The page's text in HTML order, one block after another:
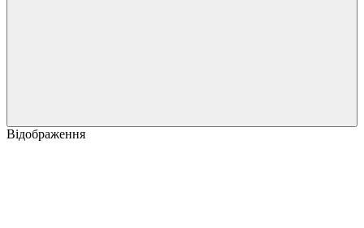
Відображення